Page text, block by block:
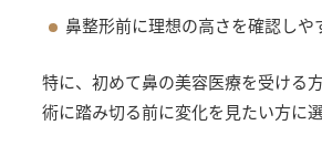
鼻整形前に理想の高さを確認しや
特に、初めて鼻の美容医療を受ける
術に踏み切る前に変化を見たい方に